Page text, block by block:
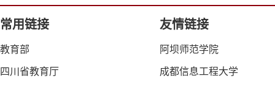
常用链接
教育部
四川省教育厅
友情链接
阿坝师范学院
成都信息工程大学